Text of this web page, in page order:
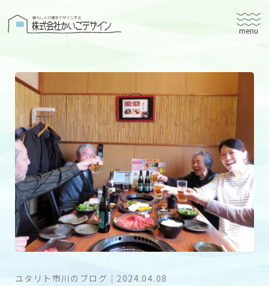
株式会社かいごデザイン
有料老人ホームユタリト
ユタリト船橋
ユタリト市川
デイサービスネスト実籾
建築設計
ブログ
会社案内
ユタリト市川のブログ ｜ 2024.04.08